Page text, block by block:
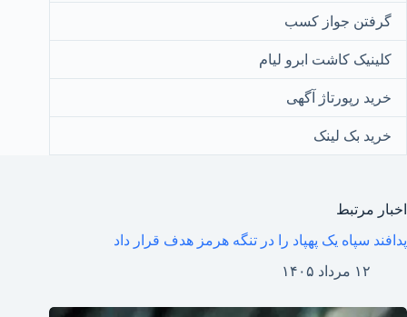
گرفتن جواز کسب
کلینیک کاشت ابرو لیام
خرید رپورتاژ آگهی
خرید بک لینک
اخبار مرتبط
پدافند سپاه یک پهپاد را در تنگه هرمز هدف قرار داد
۱۲ مرداد ۱۴۰۵